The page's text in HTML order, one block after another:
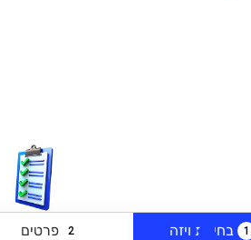
1 בחירת ויזה 2 פרטים